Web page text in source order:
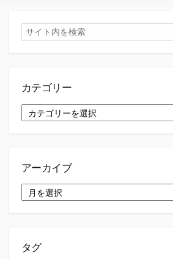
検
索
カテゴリー
テ
アーカイブ
ー
タグ